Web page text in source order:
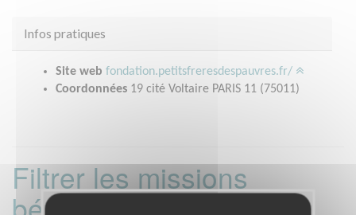
Infos pratiques
Site web fondation.petitsfreresdespauvres.fr/
Coordonnées 19 cité Voltaire PARIS 11 (75011)
Filtrer les missions